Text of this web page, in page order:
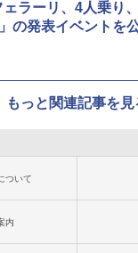
ェラーリ、4人乗り
の発表イベントを
もっと関連記事を見
ついて
内